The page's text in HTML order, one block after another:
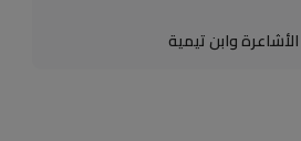
وابن تيمية